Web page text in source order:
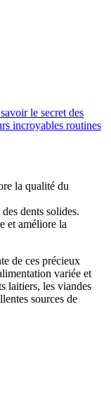
le secret des
incroyables routines
la qualité du
dents solides.
et améliore la
de ces précieux
variée et
laitiers, les viandes
sources de